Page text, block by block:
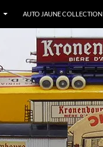
AUTO JAUNE COLLECTION